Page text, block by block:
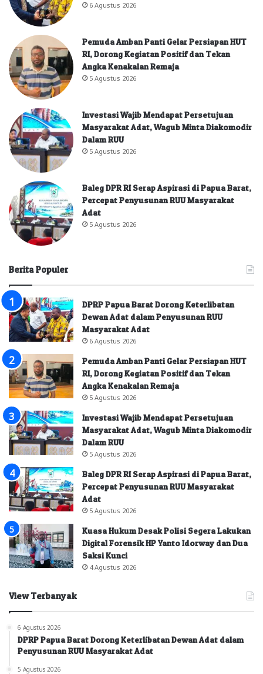
6 Agustus 2026
Pemuda Amban Panti Gelar Persiapan HUT
RI, Dorong Kegiatan Positif dan Tekan
Angka Kenakalan Remaja
5 Agustus 2026
Investasi Wajib Mendapat Persetujuan
Masyarakat Adat, Wagub Minta Diakomodir
Dalam RUU
5 Agustus 2026
Baleg DPR RI Serap Aspirasi di Papua Barat,
Percepat Penyusunan RUU Masyarakat
Adat
5 Agustus 2026
Berita Populer
DPRP Papua Barat Dorong Keterlibatan
Dewan Adat dalam Penyusunan RUU
Masyarakat Adat
6 Agustus 2026
Pemuda Amban Panti Gelar Persiapan HUT
RI, Dorong Kegiatan Positif dan Tekan
Angka Kenakalan Remaja
5 Agustus 2026
Investasi Wajib Mendapat Persetujuan
Masyarakat Adat, Wagub Minta Diakomodir
Dalam RUU
5 Agustus 2026
Baleg DPR RI Serap Aspirasi di Papua Barat,
Percepat Penyusunan RUU Masyarakat
Adat
5 Agustus 2026
Kuasa Hukum Desak Polisi Segera Lakukan
Digital Forensik HP Yanto Idorway dan Dua
Saksi Kunci
4 Agustus 2026
View Terbanyak
6 Agustus 2026
DPRP Papua Barat Dorong Keterlibatan Dewan Adat dalam
Penyusunan RUU Masyarakat Adat
5 Agustus 2026